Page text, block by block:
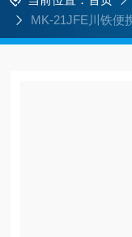
MK-21JFE川铁便